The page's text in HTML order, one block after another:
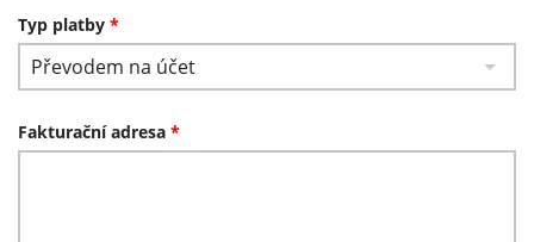
Typ platby *
Převodem na účet
Fakturační adresa *